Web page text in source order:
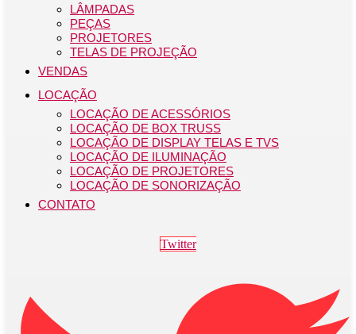
LÂMPADAS
PEÇAS
PROJETORES
TELAS DE PROJEÇÃO
VENDAS
LOCAÇÃO
LOCAÇÃO DE ACESSÓRIOS
LOCAÇÃO DE BOX TRUSS
LOCAÇÃO DE DISPLAY TELAS E TVS
LOCAÇÃO DE ILUMINAÇÃO
LOCAÇÃO DE PROJETORES
LOCAÇÃO DE SONORIZAÇÃO
CONTATO
Twitter